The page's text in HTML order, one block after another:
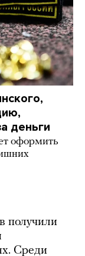
деньги
оформить
получили
Среди